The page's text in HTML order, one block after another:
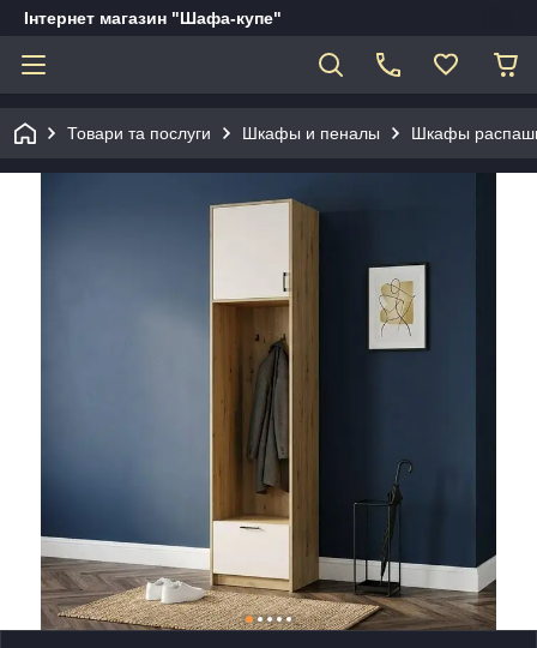
Інтернет магазин "Шафа-купе"
Товари та послуги Шкафы и пеналы Шкафы